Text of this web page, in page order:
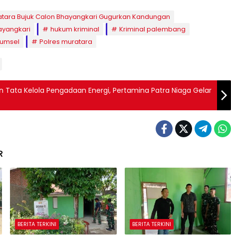
Bujuk Calon Bhayangkari Gugurkan Kandungan
hukum kriminal
Kriminal palembang
Polres muratara
Tata Kelola Pengadaan Energi, Pertamina Patra Niaga Gelar
BERITA TERKINI BERITA TERKINI